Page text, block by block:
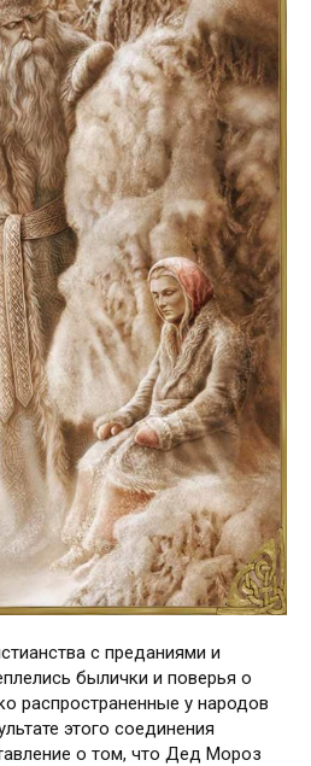
с преданиями и
былички и поверья о
распространенные у народов
этого соединения
о том, что Дед Мороз